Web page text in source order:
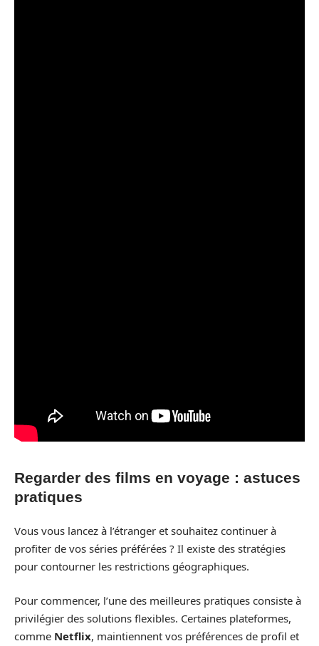
Regarder des films en voyage : astuces
pratiques
Vous vous lancez à l’étranger et souhaitez continuer à
profiter de vos séries préférées ? Il existe des stratégies
pour contourner les restrictions géographiques.
Pour commencer, l’une des meilleures pratiques consiste à
privilégier des solutions flexibles. Certaines plateformes,
comme Netflix, maintiennent vos préférences de profil et